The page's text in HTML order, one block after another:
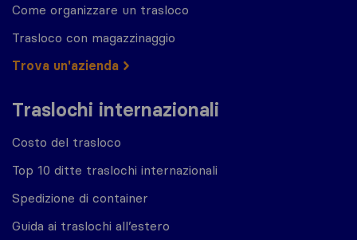
Come organizzare un trasloco
Trasloco con magazzinaggio
Trova un'azienda
Traslochi internazionali
Costo del trasloco
Top 10 ditte traslochi internazionali
Spedizione di container
Guida ai traslochi all’estero